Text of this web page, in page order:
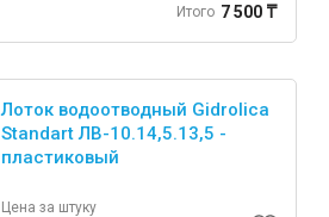
Итого 7 500 ₸
Лоток водоотводный Gidrolica
Standart ЛВ-10.14,5.13,5 -
пластиковый
Цена за штуку